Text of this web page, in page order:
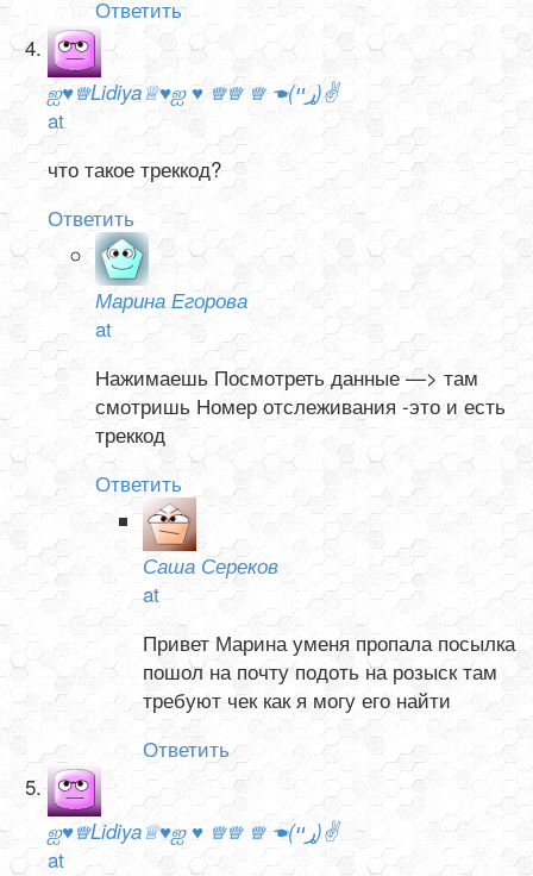
Ответить
ஐ♥♕Lidiya♕♥ஐ ♥ ♕♕ ♕ ☚(ړײ)✌
at
что такое треккод?
Ответить
Марина Егорова
at
Нажимаешь Посмотреть данные —> там
смотришь Номер отслеживания -это и есть
треккод
Ответить
Саша Сереков
at
Привет Марина уменя пропала посылка
пошол на почту подоть на розыск там
требуют чек как я могу его найти
Ответить
ஐ♥♕Lidiya♕♥ஐ ♥ ♕♕ ♕ ☚(ړײ)✌
at